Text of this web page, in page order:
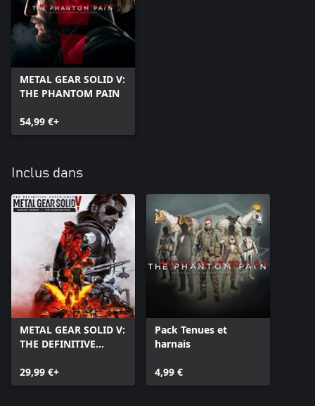
METAL GEAR SOLID V:
THE PHANTOM PAIN
54,99 €+
Inclus dans
METAL GEAR SOLID V:
THE DEFINITIVE
29,99 €+
Pack Tenues et
harnais
4,99 €